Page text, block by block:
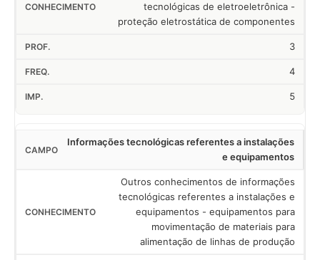
tecnológicas de eletroeletrônica -
proteção eletrostática de componentes
3
4
5
Informações tecnológicas referentes a instalações
e equipamentos
Outros conhecimentos de informações
tecnológicas referentes a instalações e
equipamentos - equipamentos para
movimentação de materiais para
alimentação de linhas de produção